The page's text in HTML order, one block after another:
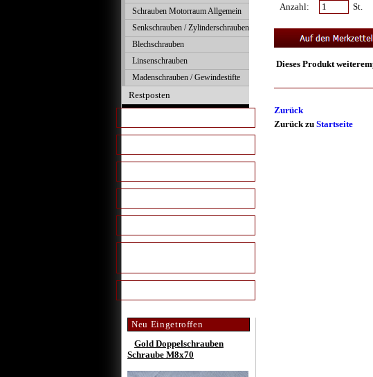
Schrauben Motorraum Allgemein
Senkschrauben / Zylinderschrauben
Blechschrauben
Linsenschrauben
Madenschrauben / Gewindestifte
Restposten
Neu Eingetroffen
Gold Doppelschrauben
Schraube M8x70
Anzahl: St.
Dieses Produkt
Zurück
Zurück zu Startseite